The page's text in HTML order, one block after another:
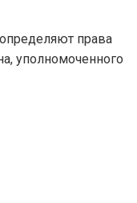
права
уполномоченного